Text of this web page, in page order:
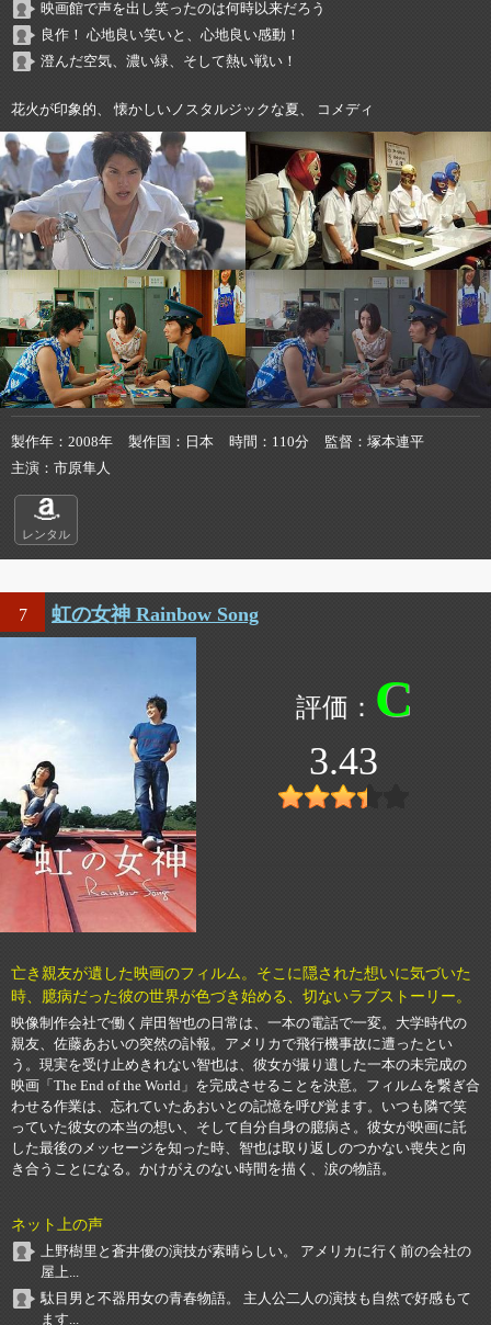
映画館で声を出し笑ったのは何時以来だろう
良作！ 心地良い笑いと、心地良い感動！
澄んだ空気、濃い緑、そして熱い戦い！
花火が印象的、 懐かしいノスタルジックな夏、 コメディ
製作年 2008年 製作国 日本 時間 110分 監督
塚本連平
主演
市原隼人
レンタル
7 虹の女神 Rainbow Song
C
3.43
亡き親友が遺した映画のフィルム。そこに隠された想いに気づいた
時、臆病だった彼の世界が色づき始める、切ないラブストーリー。
映像制作会社で働く岸田智也の日常は、一本の電話で一変。大学時代の
親友、佐藤あおいの突然の訃報。アメリカで飛行機事故に遭ったとい
う。現実を受け止めきれない智也は、彼女が撮り遺した一本の未完成の
映画「The End of the World」を完成させることを決意。フィルムを繋ぎ合
わせる作業は、忘れていたあおいとの記憶を呼び覚ます。いつも隣で笑
っていた彼女の本当の想い、そして自分自身の臆病さ。彼女が映画に託
した最後のメッセージを知った時、智也は取り返しのつかない喪失と向
き合うことになる。かけがえのない時間を描く、涙の物語。
ネット上の声
上野樹里と蒼井優の演技が素晴らしい。 アメリカに行く前の会社の
屋上...
駄目男と不器用女の青春物語。 主人公二人の演技も自然で好感もて
ます...